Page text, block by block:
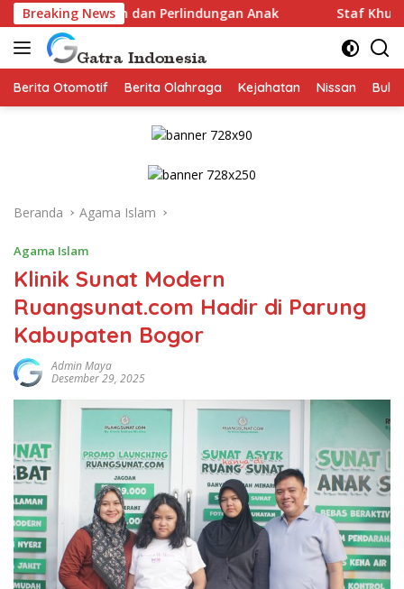
Langsung
ke
konten
Breaking News
Perlindungan Anak Staf Khusus Menteri Agama
Berita Otomotif Berita Olahraga Kejahatan Nissan
Beranda Agama Islam
Agama Islam
Klinik Sunat Modern
Ruangsunat.com Hadir di Parung
Kabupaten Bogor
Admin Maya
Desember 29, 2025